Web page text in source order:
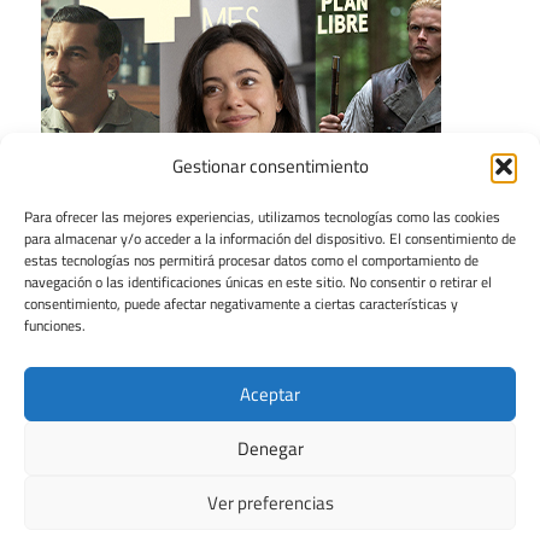
Gestionar consentimiento
Para ofrecer las mejores experiencias, utilizamos tecnologías como las cookies
para almacenar y/o acceder a la información del dispositivo. El consentimiento de
estas tecnologías nos permitirá procesar datos como el comportamiento de
navegación o las identificaciones únicas en este sitio. No consentir o retirar el
consentimiento, puede afectar negativamente a ciertas características y
funciones.
Aceptar
Denegar
Ver preferencias